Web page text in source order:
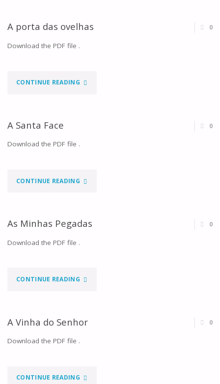
CHAGAS"
A porta das ovelhas 0
Download the PDF file .
CONTINUE READING"A
A Santa Face 0
Download the PDF file .
CONTINUE READING"A
FACE"
As Minhas Pegadas 0
Download the PDF file .
CONTINUE READING"AS
A Vinha do Senhor 0
Download the PDF file .
CONTINUE READING"A